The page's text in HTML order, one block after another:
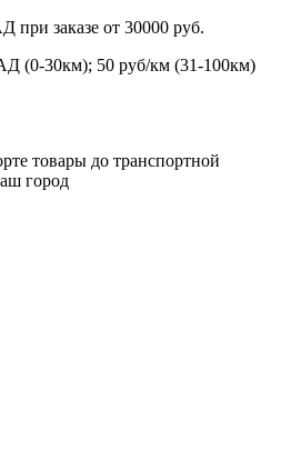
при заказе от 30000 руб.
(0-30км); 50 руб/км (31-100км)
товары до транспортной
город